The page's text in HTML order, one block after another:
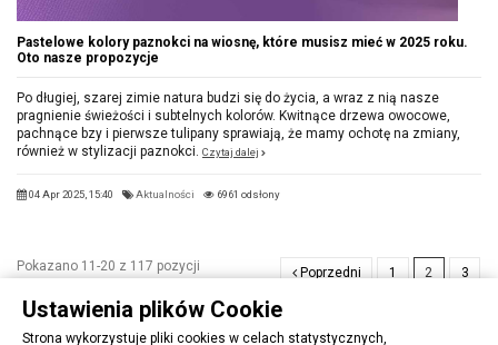
Pastelowe kolory paznokci na wiosnę, które musisz mieć w 2025 roku.
Oto nasze propozycje
Po długiej, szarej zimie natura budzi się do życia, a wraz z nią nasze
pragnienie świeżości i subtelnych kolorów. Kwitnące drzewa owocowe,
pachnące bzy i pierwsze tulipany sprawiają, że mamy ochotę na zmiany,
również w stylizacji paznokci.
Czytaj dalej
04 Apr 2025, 15:40 Aktualności 6961 odsłony
Pokazano 11-20 z 117 pozycji Poprzedni 1 2
3
Ustawienia plików Cookie
Strona wykorzystuje pliki cookies w celach statystycznych,